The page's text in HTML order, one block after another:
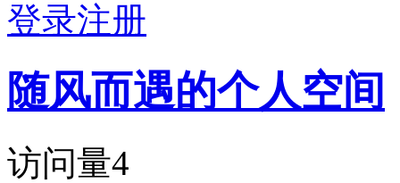
登录注册
随风而遇的个人空间
访问量4